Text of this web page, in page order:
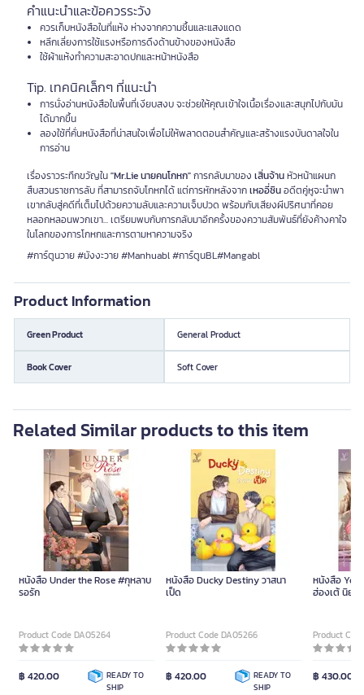
คำแนะนำและข้อควรระวัง
ควรเก็บหนังสือในที่แห้ง ห่างจากความชื้นและแสงแดด
หลีกเลี่ยงการใช้แรงหรือการดึงด้านข้างของหนังสือ
ใช้ผ้าแห้งทำความสะอาดปกและหน้าหนังสือ
Tip. เทคนิคเล็กๆ ที่แนะนำ
การนั่งอ่านหนังสือในพื้นที่เงียบสงบ จะช่วยให้คุณเข้าใจเนื้อเรื่องและสนุกไปกับมัน
ได้มากขึ้น
ลองใช้ที่คั่นหนังสือที่น่าสนใจเพื่อไม่ให้พลาดตอนสำคัญและสร้างแรงบันดาลใจใน
การอ่าน
เรื่องราวระทึกขวัญใน"Mr.Lie นายคนโกหก"การกลับมาของ เสิ่นจ้านหัวหน้าแผนก
สืบสวนราชการลับ ที่สามารถจับโกหกได้ แต่การหักหลังจากเหออี่ซินอดีตคู่หูจะนำพา
เขากลับสู่คดีที่เต็มไปด้วยความลับและความเจ็บปวด พร้อมกับเสียงผีปริศนาที่คอย
หลอกหลอนพวกเขา... เตรียมพบกับการกลับมาอีกครั้งของความสัมพันธ์ที่ยังค้างคาใจ
ในโลกของการโกหกและการตามหาความจริง
#การ์ตูนวาย #มังงะวาย #Manhuabl #การ์ตูนBL#Mangabl
Product Information
Green Product General Product
Book Cover Soft Cover
Related Similar products to this item
หนังสือ Under the Rose #กุหลาบ
รอรัก
Product Code DA05264
฿ 420.00
READY TO
SHIP
หนังสือ Ducky Destiny วาสนา
เป็ด
Product Code DA05266
฿ 420.00
READY TO
SHIP
หนังสือ
ฮ่องเต้ นิยา
Product
฿ 430.00